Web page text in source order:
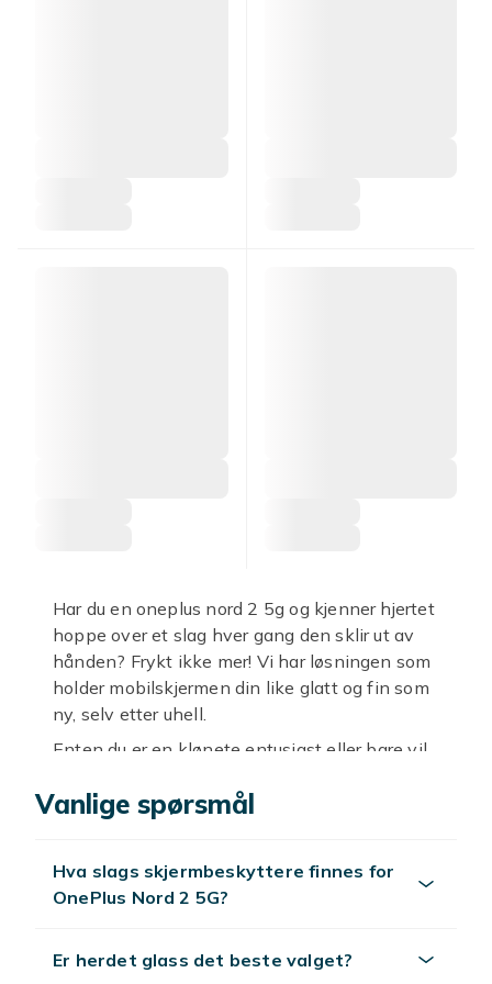
Har du en oneplus nord 2 5g og kjenner hjertet
hoppe over et slag hver gang den sklir ut av
hånden? Frykt ikke mer! Vi har løsningen som
holder mobilskjermen din like glatt og fin som
ny, selv etter uhell.
Enten du er en klønete entusiast eller bare vil
beskyttelsesglass oneplus nord 2
til et uventet møte med asfalten. Med en solid
panserskjerm oneplus nord 2
ødelegger brukeropplevelsen.
Vanlige spørsmål
Hva slags skjermbeskyttere finnes for
OnePlus Nord 2 5G?
Er herdet glass det beste valget?